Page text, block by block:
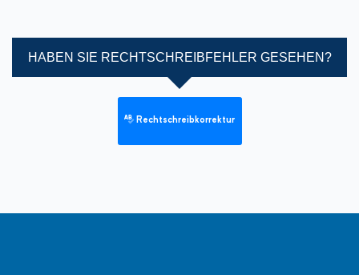
HABEN SIE RECHTSCHREIBFEHLER GESEHEN?
Rechtschreibkorrektur